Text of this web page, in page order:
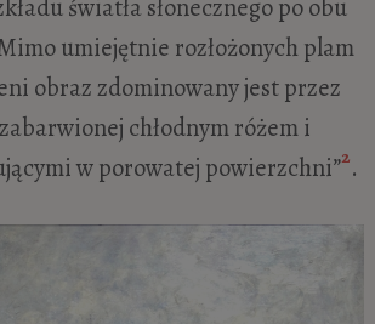
światła słonecznego po obu
umiejętnie rozłożonych plam
obraz zdominowany jest przez
chłodnym różem i
w porowatej powierzchni”2.